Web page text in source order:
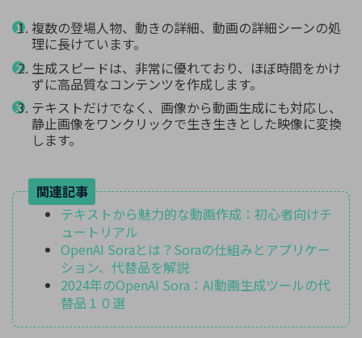
複数の登場人物、動きの詳細、動画の詳細シーンの処
理に長けています。
生成スピードは、非常に優れており、ほぼ時間をかけ
ずに高品質なコンテンツを作成します。
テキストだけでなく、画像から動画生成にも対応し、
静止画像をワンクリックで生き生きとした映像に変換
します。
関連記事
テキストから魅力的な動画作成：初心者向けチ
ュートリアル
OpenAI Soraとは？Soraの仕組みとアプリケー
ション、代替品を解説
2024年のOpenAI Sora：AI動画生成ツールの代
替品１０選